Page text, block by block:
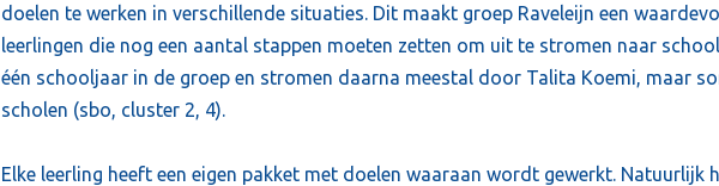
doelen te werken in verschillende situaties. Dit maakt groep Raveleijn een
leerlingen die nog een aantal stappen moeten zetten om uit te stromen naar
één schooljaar in de groep en stromen daarna meestal door Talita Koemi, maar
scholen (sbo, cluster 2, 4).
Elke leerling heeft een eigen pakket met doelen waaraan wordt gewerkt. Natuurlijk